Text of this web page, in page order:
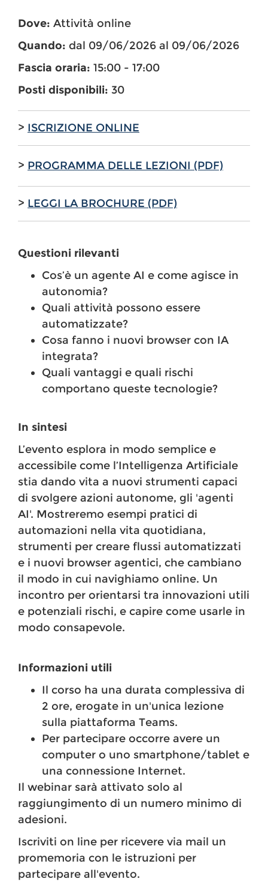
Dove: Attività online
Quando: dal 09/06/2026 al 09/06/2026
Fascia oraria: 15:00 - 17:00
Posti disponibili: 30
> ISCRIZIONE ONLINE
> PROGRAMMA DELLE LEZIONI (PDF)
> LEGGI LA BROCHURE (PDF)
Questioni rilevanti
Cos’è un agente AI e come agisce in
autonomia?
Quali attività possono essere
automatizzate?
Cosa fanno i nuovi browser con IA
integrata?
Quali vantaggi e quali rischi
comportano queste tecnologie?
In sintesi
L’evento esplora in modo semplice e
accessibile come l’Intelligenza Artificiale
stia dando vita a nuovi strumenti capaci
di svolgere azioni autonome, gli 'agenti
AI'. Mostreremo esempi pratici di
automazioni nella vita quotidiana,
strumenti per creare flussi automatizzati
e i nuovi browser agentici, che cambiano
il modo in cui navighiamo online. Un
incontro per orientarsi tra innovazioni utili
e potenziali rischi, e capire come usarle in
modo consapevole.
Informazioni utili
Il corso ha una durata complessiva di
2 ore, erogate in un'unica lezione
sulla piattaforma Teams.
Per partecipare occorre avere un
computer o uno smartphone/tablet e
una connessione Internet.
Il webinar sarà attivato solo al
raggiungimento di un numero minimo di
adesioni.
Iscriviti on line per ricevere via mail un
promemoria con le istruzioni per
partecipare all'evento.